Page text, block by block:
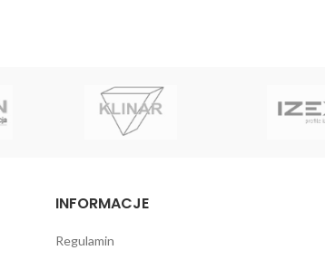
INFORMACJE
Regulamin